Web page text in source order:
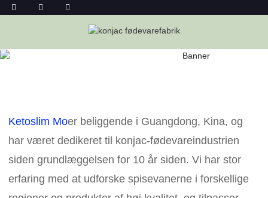
KONTAKT OS
Ketoslim Moer beliggende i Guangdong, Kina, og
har været dedikeret til konjac-fødevareindustrien
siden grundlæggelsen for 10 år siden. Vi har stor
erfaring med at udforske spisevanerne i forskellige